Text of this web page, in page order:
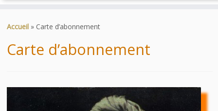
auAccueil » Carte d’abonnement
Carte d’abonnement